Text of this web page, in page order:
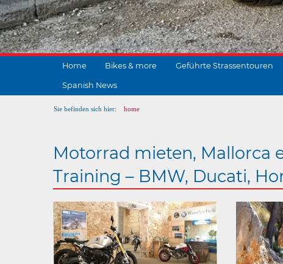
Home Bikes & more Geführte Strassentouren
Spanish News
Sie befinden sich hier: home
Motorrad mieten, Mallorca
Training – BMW, Ducati,